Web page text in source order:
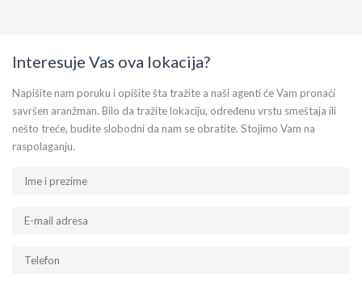
Interesuje Vas ova lokacija?
Napišite nam poruku i opišite šta tražite a naši agenti će Vam pronaći
savršen aranžman. Bilo da tražite lokaciju, određenu vrstu smeštaja ili
nešto treće, budite slobodni da nam se obratite. Stojimo Vam na
raspolaganju.